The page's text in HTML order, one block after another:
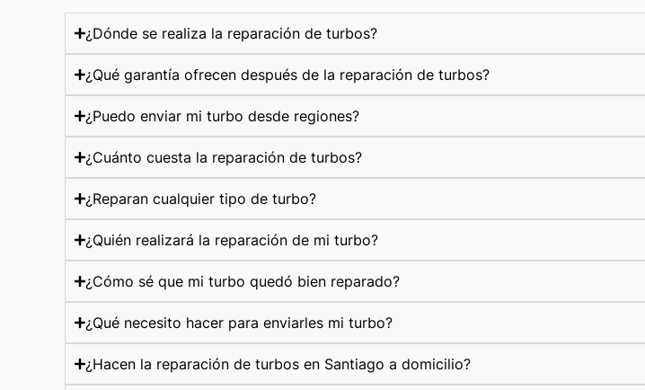
¿Dónde se realiza la reparación de turbos?
¿Qué garantía ofrecen después de la reparación de turbos?
¿Puedo enviar mi turbo desde regiones?
¿Cuánto cuesta la reparación de turbos?
¿Reparan cualquier tipo de turbo?
¿Quién realizará la reparación de mi turbo?
¿Cómo sé que mi turbo quedó bien reparado?
¿Qué necesito hacer para enviarles mi turbo?
¿Hacen la reparación de turbos en Santiago a domicilio?